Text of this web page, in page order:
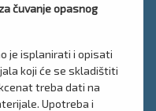
čuvanje opasnog
je isplanirati i opisati
koji će se skladištiti
treba dati na
Upotreba i